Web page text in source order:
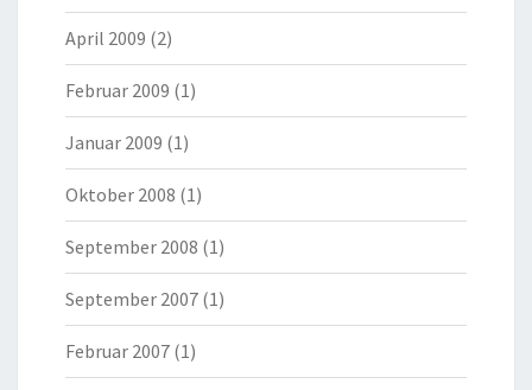
April 2009 (2)
Februar 2009 (1)
Januar 2009 (1)
Oktober 2008 (1)
September 2008 (1)
September 2007 (1)
Februar 2007 (1)